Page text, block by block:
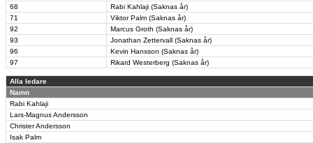
68
Rabi Kahlaji (Saknas år)
71
Viktor Palm (Saknas år)
92
Marcus Groth (Saknas år)
93
Jonathan Zettervall (Saknas år)
96
Kevin Hansson (Saknas år)
97
Rikard Westerberg (Saknas år)
Alla ledare
Namn
Rabi Kahlaji
Lars-Magnus Andersson
Christer Andersson
Isak Palm